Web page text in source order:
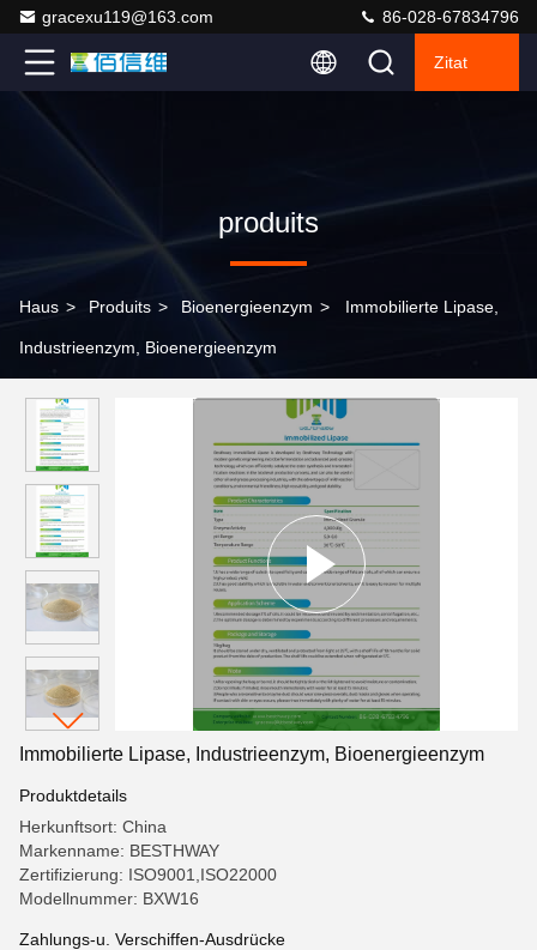
gracexu119@163.com 86-028-67834796
Zitat
produits
Haus > Produits > Bioenergieenzym > Immobilierte Lipase,
Industrieenzym, Bioenergieenzym
Immobilierte Lipase, Industrieenzym, Bioenergieenzym
Produktdetails
Herkunftsort: China
Markenname: BESTHWAY
Zertifizierung: ISO9001,ISO22000
Modellnummer: BXW16
Zahlungs-u. Verschiffen-Ausdrücke